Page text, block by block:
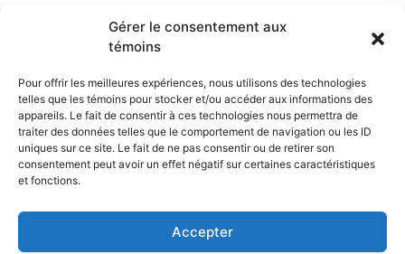
Gérer le consentement aux
témoins
Pour offrir les meilleures expériences, nous utilisons des technologies
telles que les témoins pour stocker et/ou accéder aux informations des
appareils. Le fait de consentir à ces technologies nous permettra de
traiter des données telles que le comportement de navigation ou les ID
uniques sur ce site. Le fait de ne pas consentir ou de retirer son
consentement peut avoir un effet négatif sur certaines caractéristiques
et fonctions.
Accepter
Les éditeurs
Les experts et collaborateurs